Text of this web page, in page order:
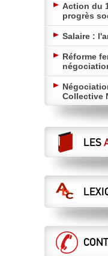
Action du
progrès
Salaire :
Réforme
Collective
LES